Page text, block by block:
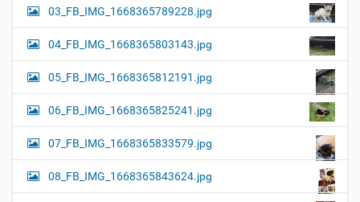
03_FB_IMG_1668365789228.jpg
04_FB_IMG_1668365803143.jpg
05_FB_IMG_1668365812191.jpg
06_FB_IMG_1668365825241.jpg
07_FB_IMG_1668365833579.jpg
08_FB_IMG_1668365843624.jpg